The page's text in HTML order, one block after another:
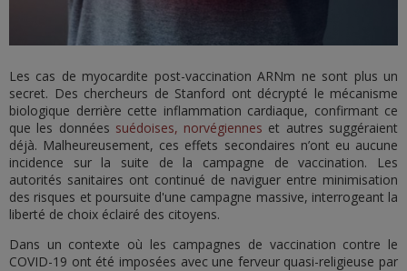
Les cas de myocardite post-vaccination ARNm ne sont plus un
secret. Des chercheurs de Stanford ont décrypté le mécanisme
biologique derrière cette inflammation cardiaque, confirmant ce
que les données suédoises, norvégiennes et autres suggéraient
déjà. Malheureusement, ces effets secondaires n’ont eu aucune
incidence sur la suite de la campagne de vaccination. Les
autorités sanitaires ont continué de naviguer entre minimisation
des risques et poursuite d'une campagne massive, interrogeant la
liberté de choix éclairé des citoyens.
Dans un contexte où les campagnes de vaccination contre le
COVID-19 ont été imposées avec une ferveur quasi-religieuse par